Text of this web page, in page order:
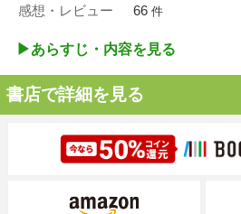
感想・レビュー 66 件
▶︎あらすじ・内容を見る
書店で詳細を見る